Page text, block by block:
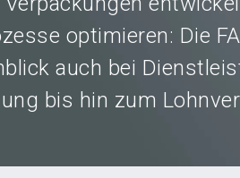
optimieren: Die
auch bei
bis hin zum